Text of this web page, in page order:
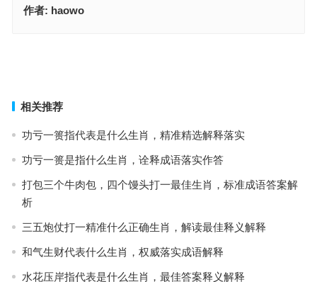
作者: haowo
相关推荐
功亏一篑指代表是什么生肖，精准精选解释落实
功亏一篑是指什么生肖，诠释成语落实作答
打包三个牛肉包，四个馒头打一最佳生肖，标准成语答案解
析
三五炮仗打一精准什么正确生肖，解读最佳释义解释
和气生财代表什么生肖，权威落实成语解释
水花压岸指代表是什么生肖，最佳答案释义解释